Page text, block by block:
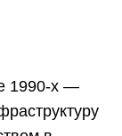
1990-х —